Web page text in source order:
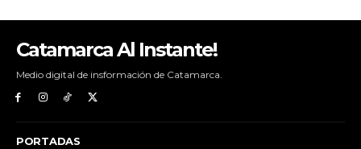
Catamarca Al Instante!
Medio digital de insformación de Catamarca.
PORTADAS